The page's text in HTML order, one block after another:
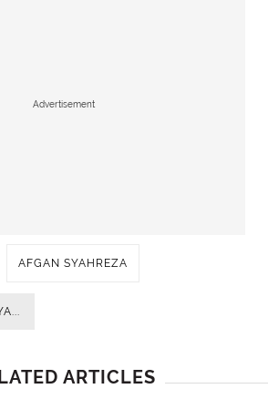
Advertisement
AFGAN SYAHREZA
ARTICLES